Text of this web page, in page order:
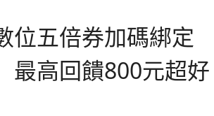
位五倍券加碼綁定
高回饋800元超好